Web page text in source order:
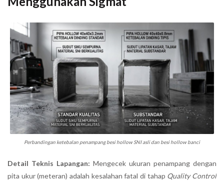
Perbandingan ketebalan penampang besi hollow SNI asli dan besi hollow banci
Detail Teknis Lapangan: Mengecek ukuran penampang dengan
pita ukur (meteran) adalah kesalahan fatal di tahap Quality Control